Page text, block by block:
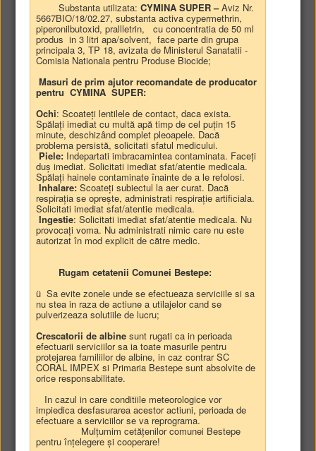
• Lista HCL • Registru HCL
• Registru proiecte de hotărâri
• Dezbatere publică proiecte de hotărâri
Monitorul oficial local Beştepe: lista hotărârilor
publicate
Titlu
Data
publicării
Observaţii HCL Anexe
HCL 49/18-06-2026
privind aprobarea
acordarii unei sume in
valoare de 9200 lei,
societatii SC SERVICII
PUBLICE BESTEPE
răspundere limitată, de
comuna Bestepe , prin
Consiliul Local al
comunei Bestepe
27-06-2026 -
HCL 48/18-06-2026
privind rectificarea unei
erori materiale din Anexa
nr. 1 la HCL nr.
35/28.05.2026 privind
întabularea definitivă a
dreptului de proprietate
în favoarea domeniului
public al comunei
27-06-2026 -
Substanta utilizata:CYMINA SUPER –Aviz Nr.
5667BIO/18/02.27, substanta activa cypermethrin,
piperonilbutoxid, prallletrin, cu concentratia de 50 ml
produs in 3 litri apa/solvent, face parte din grupa
principala 3, TP 18, avizata de Ministerul Sanatatii -
Comisia Nationala pentru Produse Biocide;
Masuri de prim ajutor recomandate de producator
pentru CYMINA SUPER:
Ochi: Scoateți lentilele de contact, daca exista.
Spălați imediat cu multă apă timp de cel puțin 15
minute, deschizând complet pleoapele. Dacă
problema persistă, solicitati sfatul medicului.
Piele: Indepartati imbracamintea contaminata. Faceți
duș imediat. Solicitati imediat sfat/atentie medicala.
Spălați hainele contaminate înainte de a le refolosi.
Inhalare: Scoateți subiectul la aer curat. Dacă
respirația se oprește, administrati respirație artificiala.
Solicitati imediat sfat/atentie medicala.
Ingestie: Solicitati imediat sfat/atentie medicala. Nu
provocați voma. Nu administrati nimic care nu este
autorizat în mod explicit de către medic.
Rugam cetatenii Comunei Bestepe:
ü Sa evite zonele unde se efectueaza serviciile si sa
nu stea in raza de actiune a utilajelor cand se
pulverizeaza solutiile de lucru;
Crescatorii de albine sunt rugati ca in perioada
efectuarii serviciilor sa ia toate masurile pentru
protejarea familiilor de albine, in caz contrar SC
CORAL IMPEX si Primaria Bestepe sunt absolvite de
orice responsabilitate.
In cazul in care conditiile meteorologice vor
impiedica desfasurarea acestor actiuni, perioada de
efectuare a serviciilor se va reprograma.
Mulțumim cetățenilor comunei Bestepe
pentru înțelegere și cooperare!